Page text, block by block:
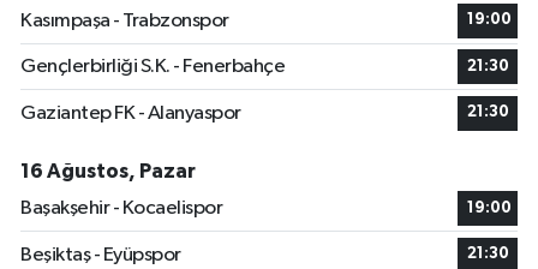
Kasımpaşa - Trabzonspor 19:00
Gençlerbirliği S.K. - Fenerbahçe 21:30
Gaziantep FK - Alanyaspor 21:30
16 Ağustos, Pazar
Başakşehir - Kocaelispor
19:00
Beşiktaş - Eyüpspor 21:30